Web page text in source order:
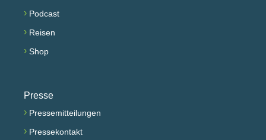
› Podcast
› Reisen
› Shop
Presse
› Pressemitteilungen
› Pressekontakt